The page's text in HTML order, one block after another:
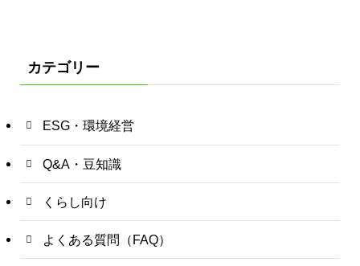
カテゴリー
ESG・環境経営
Q&A・豆知識
くらし向け
よくある質問（FAQ）